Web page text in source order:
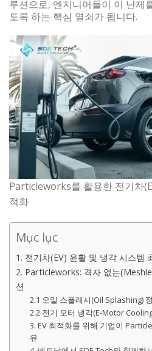
루션으로, 엔지니어들이 이 난제
도록 하는 핵심 열쇠가 됩니다.
Particleworks를 활용한 전기차
적화
Mục lục
1. 전기차(EV) 윤활 및 냉각 시스템
2. Particleworks: 격자 없는
션
2.1 오일 스플래시(Oil Splashing)
2.2 전기 모터 냉각(E-Motor
3. EV 최적화를 위해 기업이
유